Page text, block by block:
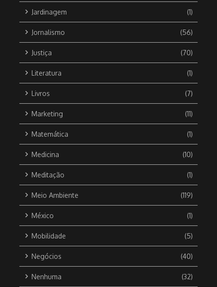
Jardinagem (1)
Jornalismo (56)
Justiça (70)
Literatura (1)
Livros (7)
Marketing (11)
Matemática (1)
Medicina (10)
Meditação (1)
Meio Ambiente (119)
México (1)
Mobilidade (5)
Negócios (40)
Nenhuma (32)